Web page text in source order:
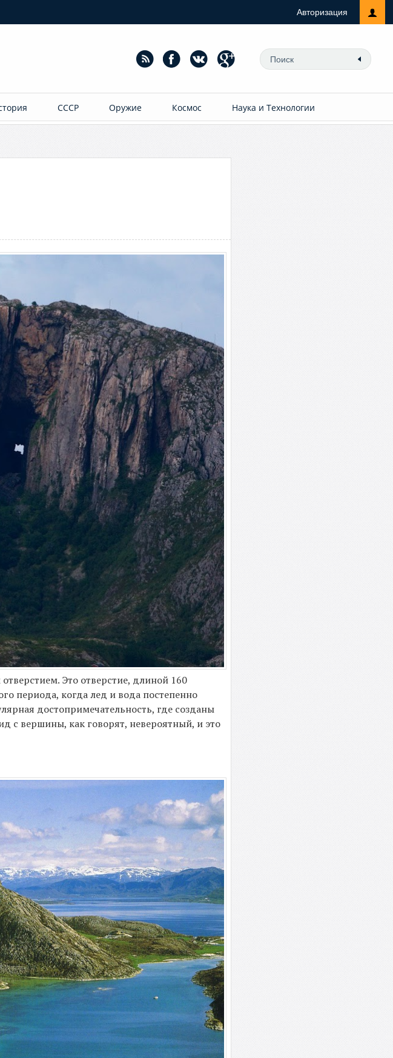
Авторизация
СССР Оружие Космос Наука и Технологии
Это отверстие, длиной 160
периода, когда лед и вода постепенно
достопримечательность, где созданы
с вершины, как говорят, невероятный, и это